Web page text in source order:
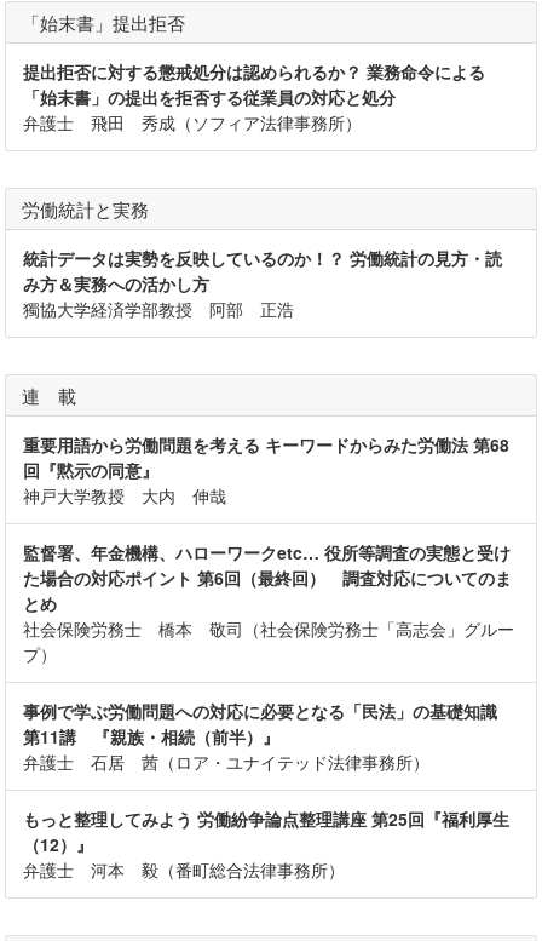
「始末書」提出拒否
提出拒否に対する懲戒処分は認められるか？ 業務命令による
「始末書」の提出を拒否する従業員の対応と処分
弁護士 飛田 秀成（ソフィア法律事務所）
労働統計と実務
統計データは実勢を反映しているのか！？ 労働統計の見方・読
み方＆実務への活かし方
獨協大学経済学部教授 阿部 正浩
連 載
重要用語から労働問題を考える キーワードからみた労働法 第68
回『黙示の同意』
神戸大学教授 大内 伸哉
監督署、年金機構、ハローワークetc… 役所等調査の実態と受け
た場合の対応ポイント 第6回（最終回） 調査対応についてのま
とめ
社会保険労務士 橋本 敬司（社会保険労務士「高志会」グルー
プ）
事例で学ぶ労働問題への対応に必要となる「民法」の基礎知識
第11講 『親族・相続（前半）』
弁護士 石居 茜（ロア・ユナイテッド法律事務所）
もっと整理してみよう 労働紛争論点整理講座 第25回『福利厚生
（12）』
弁護士 河本 毅（番町総合法律事務所）